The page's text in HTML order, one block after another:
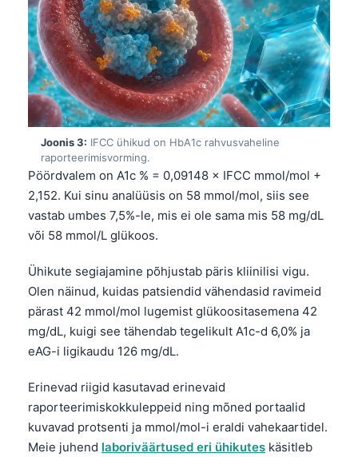
Joonis 3: IFCC ühikud on HbA1c rahvusvaheline
raporteerimisvorming.
Pöördvalem on A1c % = 0,09148 × IFCC mmol/mol +
2,152. Kui sinu analüüsis on 58 mmol/mol, siis see
vastab umbes 7,5%-le, mis ei ole sama mis 58 mg/dL
või 58 mmol/L glükoos.
Ühikute segiajamine põhjustab päris kliinilisi vigu.
Olen näinud, kuidas patsiendid vähendasid ravimeid
pärast 42 mmol/mol lugemist glükoositasemena 42
mg/dL, kuigi see tähendab tegelikult A1c-d 6,0% ja
eAG-i ligikaudu 126 mg/dL.
Erinevad riigid kasutavad erinevaid
raporteerimiskokkuleppeid ning mõned portaalid
kuvavad protsenti ja mmol/mol-i eraldi vahekaartidel.
Meie juhend laboriväärtused eri ühikutes käsitleb